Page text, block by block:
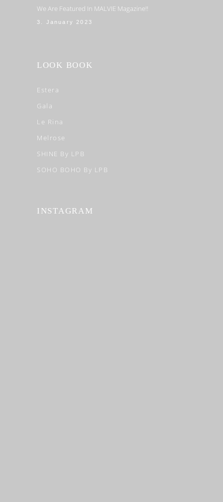
We Are Featured In MALVIE Magazine!!
3. January 2023
LOOK BOOK
Estera
Gala
Le Rina
Melrose
SHINE By LPB
SOHO BOHO By LPB
INSTAGRAM